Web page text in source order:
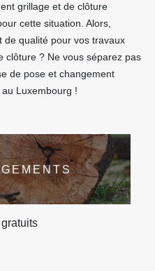
grillage et de clôture
cette situation. Alors,
de qualité pour vos travaux
clôture ? Ne vous séparez pas
de pose et changement
Luxembourg !